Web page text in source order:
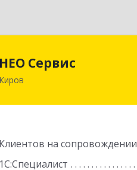
НЕО Сервис
Киров
Клиентов на сопровождении
1С:Специалист